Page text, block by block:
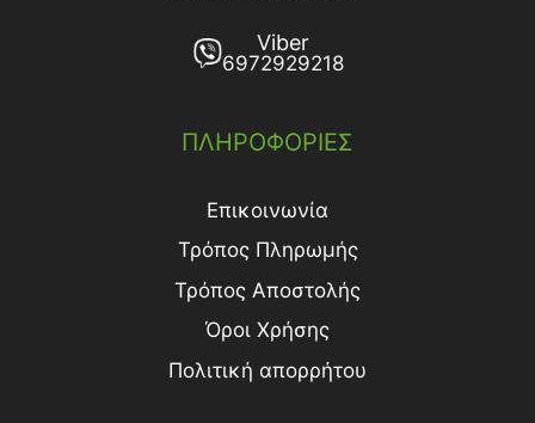
Viber
6972929218
ΠΛΗΡΟΦΟΡΙΕΣ
Επικοινωνία
Τρόπος Πληρωμής
Τρόπος Aποστολής
Όροι Χρήσης
Πολιτική απορρήτου